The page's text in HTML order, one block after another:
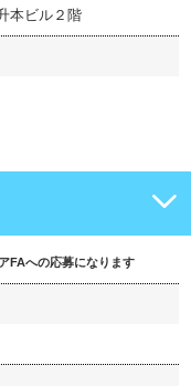
本ビル２階
FAへの応募になります